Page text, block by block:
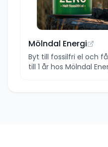
Mölndal Energi
Byt till fossilfri el och
till 1 år hos Mölndal